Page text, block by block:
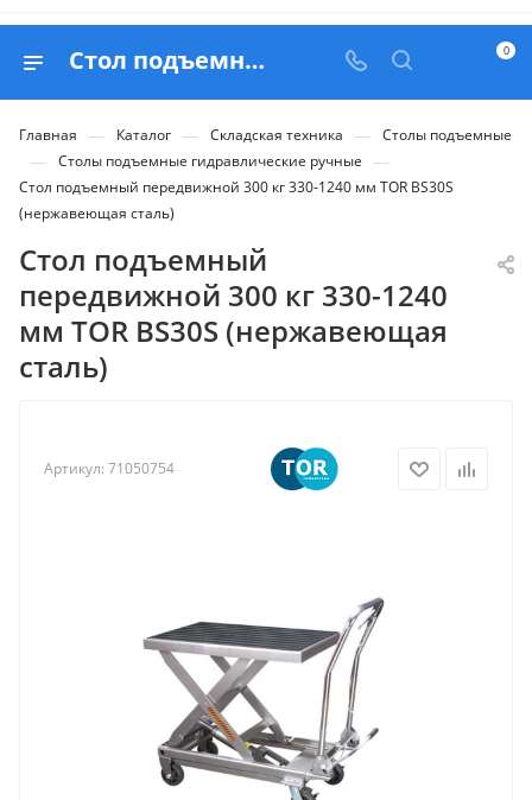
Стол подъемный передвижной 300 кг 330-1240 мм TOR BS30S (нержавеющая сталь) - купить в Belapex 0
Главная — Каталог — Складская техника — Столы подъемные
— Столы подъемные гидравлические ручные —
Стол подъемный передвижной 300 кг 330-1240 мм TOR BS30S
(нержавеющая сталь)
Стол подъемный
передвижной 300 кг 330-1240
мм TOR BS30S (нержавеющая
сталь)
Артикул: 71050754